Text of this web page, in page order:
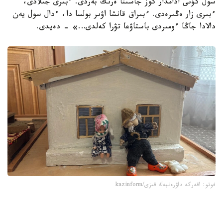
سول كۇنى ادامدار كوز جاسىنا ەرىك بەردى. ءبىرى جىلادى،
ءبىرى زار ەڭىرەدى. ءبىراق قانشا اۋىر بولسا دا، ءدال سول يەن
دالادا جاڭا ءومىردى باستاۋعا تۋرا كەلدى…» - دەيدى.
فوتو: اقەركە داۋرەنبەك قىزى/kazinform